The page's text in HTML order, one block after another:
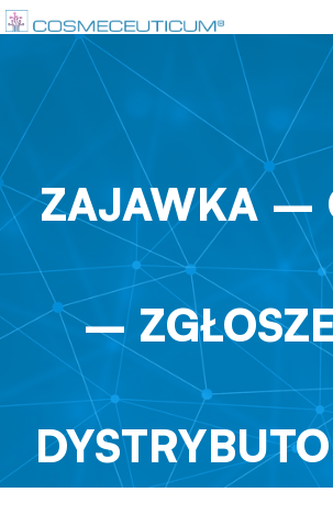
ZAJAWKA –
–